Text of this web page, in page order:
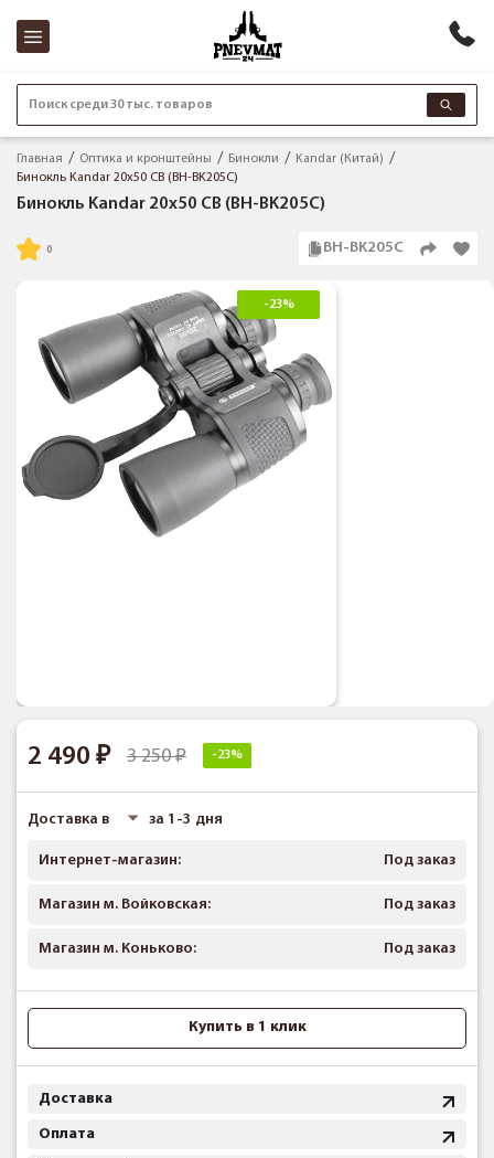
Поиск среди 30 тыс. товаров
Главная Оптика и кронштейны Бинокли
Kandar (Китай)
Бинокль Kandar 20x50 СВ (BH-BK205С)
Бинокль Kandar 20x50 СВ (BH-BK205С)
BH-BK205С
-23%
2 490 3 250 -23%
Доставка в за 1-3 дня
Интернет-магазин: Под заказ
Магазин м. Войковская: Под заказ
Магазин м. Коньково: Под заказ
Купить в 1 клик
Доставка
Оплата